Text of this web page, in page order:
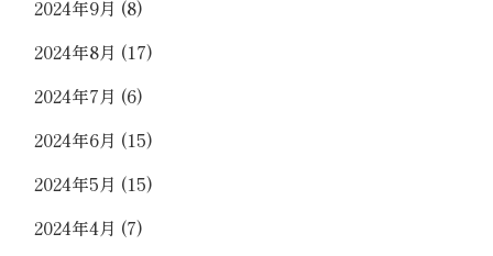
2024年9月 (8)
2024年8月 (17)
2024年7月 (6)
2024年6月 (15)
2024年5月 (15)
2024年4月 (7)